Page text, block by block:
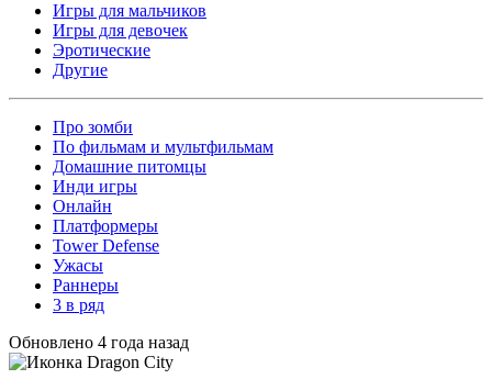
Игры для мальчиков
Игры для девочек
Эротические
Другие
Про зомби
По фильмам и мультфильмам
Домашние питомцы
Инди игры
Онлайн
Платформеры
Tower Defense
Ужасы
Раннеры
3 в ряд
Обновлено 4 года назад